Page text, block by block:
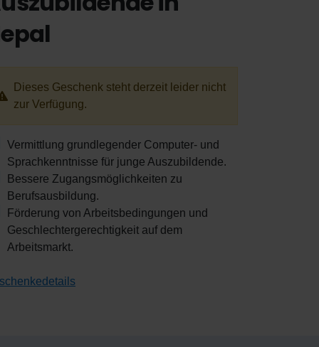
Dieses Geschenk steht derzeit leider nicht
zur Verfügung.
Vermittlung grundlegender Computer- und
Sprachkenntnisse für junge Auszubildende.
Bessere Zugangsmöglichkeiten zu
Berufsausbildung.
Förderung von Arbeitsbedingungen und
Geschlechtergerechtigkeit auf dem
Arbeitsmarkt.